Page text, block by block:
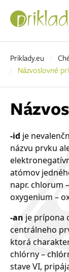
Priklady.eu
Názvoslovné
-id je
názvu prvku
atómov
napr. chlorum
oxygenium –
-an je prípona
centrálneho
ktorá
chlórny –
stave VI,